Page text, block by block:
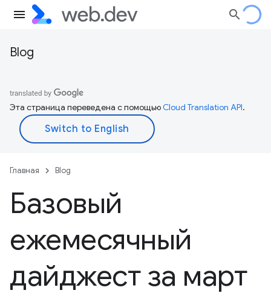
Blog
Эта страница переведена с помощьюCloud Translation API.
Главная Blog
Базовый
ежемесячный
дайджест за март